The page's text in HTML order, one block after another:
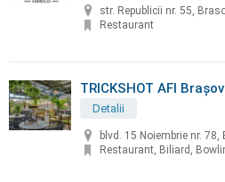
str. Republicii nr. 55,
Restaurant
TRICKSHOT AFI Brașov
Detalii
blvd. 15 Noiembrie nr.
Restaurant, Biliard,